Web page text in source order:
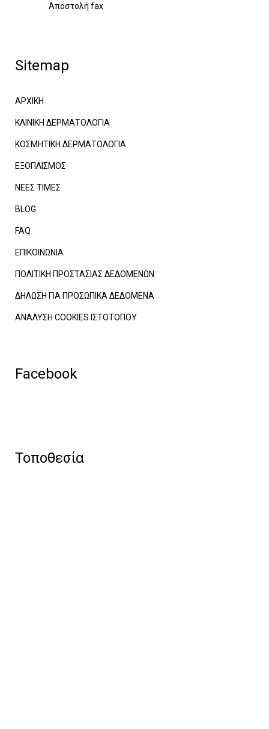
Αποστολή fax
Sitemap
ΑΡΧΙΚΗ
ΚΛΙΝΙΚΗ ΔΕΡΜΑΤΟΛΟΓΙΑ
ΚΟΣΜΗΤΙΚΗ ΔΕΡΜΑΤΟΛΟΓΙΑ
ΕΞΟΠΛΙΣΜΟΣ
ΝΕΕΣ ΤΙΜΕΣ
BLOG
FAQ
ΕΠΙΚΟΙΝΩΝΙΑ
ΠΟΛΙΤΙΚΗ ΠΡΟΣΤΑΣΙΑΣ ΔΕΔΟΜΕΝΩΝ
ΔΗΛΩΣΗ ΓΙΑ ΠΡΟΣΩΠΙΚΑ ΔΕΔΟΜΕΝΑ
ΑΝΑΛΥΣΗ COOKIES ΙΣΤΟΤΟΠΟΥ
Facebook
Τοποθεσία